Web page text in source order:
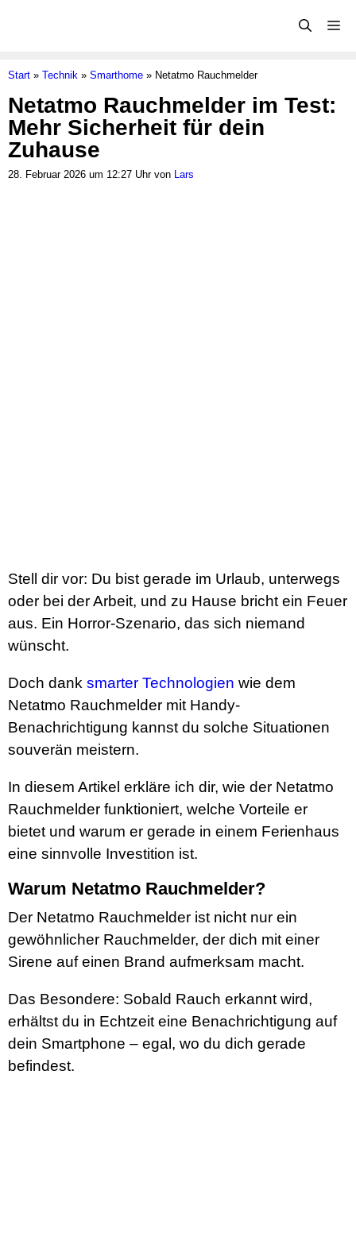
Start » Technik » Smarthome » Netatmo Rauchmelder
Netatmo Rauchmelder im Test:
Mehr Sicherheit für dein
Zuhause
28. Februar 2026 um 12:27 Uhr von Lars
Stell dir vor: Du bist gerade im Urlaub, unterwegs
oder bei der Arbeit, und zu Hause bricht ein Feuer
aus. Ein Horror-Szenario, das sich niemand
wünscht.
Doch dank smarter Technologien wie dem
Netatmo Rauchmelder mit Handy-
Benachrichtigung kannst du solche Situationen
souverän meistern.
In diesem Artikel erkläre ich dir, wie der Netatmo
Rauchmelder funktioniert, welche Vorteile er
bietet und warum er gerade in einem Ferienhaus
eine sinnvolle Investition ist.
Warum Netatmo Rauchmelder?
Der Netatmo Rauchmelder ist nicht nur ein
gewöhnlicher Rauchmelder, der dich mit einer
Sirene auf einen Brand aufmerksam macht.
Das Besondere: Sobald Rauch erkannt wird,
erhältst du in Echtzeit eine Benachrichtigung auf
dein Smartphone – egal, wo du dich gerade
befindest.